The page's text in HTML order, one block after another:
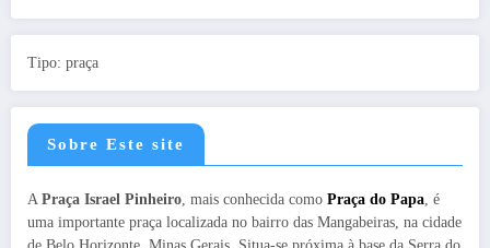
Tipo: praça
Sobre Este site
A Praça Israel Pinheiro , mais conhecida como Praça do Papa , é
uma importante praça localizada no bairro das Mangabeiras, na cidade